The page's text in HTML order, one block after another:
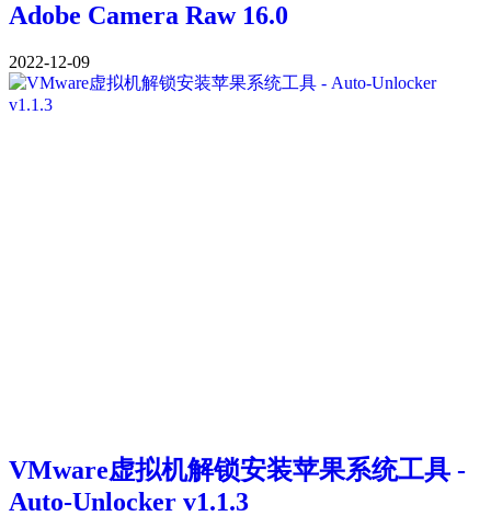
Adobe Camera Raw 16.0
2022-12-09
VMware虚拟机解锁安装苹果系统工具 -
Auto-Unlocker v1.1.3